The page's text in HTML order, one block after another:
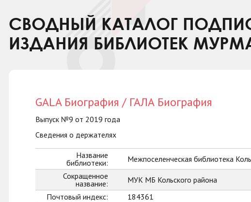
СВОДНЫЙ КАТАЛОГ
ИЗДАНИЯ БИБЛИОТЕК
GALA Биография / ГАЛА Биография
Выпуск №9 от 2019 года
Сведения о держателях
Название
библиотеки:
Межпоселенческая библиотека
Сокращенное
название:
МУК МБ Кольского района
Почтовый индекс:
184361